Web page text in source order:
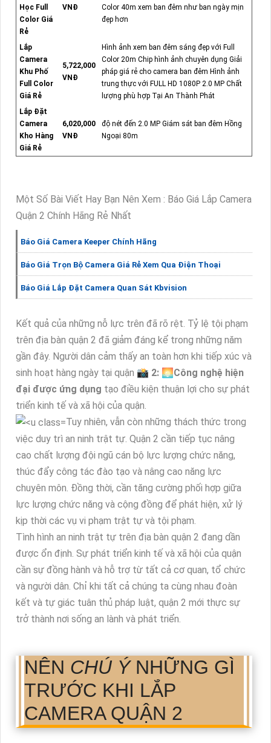
Học Full
Color Giá
Rẻ
VNĐ
Color 40m xem ban đêm như ban ngày mịn
đẹp hơn
Lắp
Camera
Khu Phố
Full Color
Giá Rẻ
5,722,000
VNĐ
Hình ảnh xem ban đêm sáng đẹp với Full
Color 20m Chip hình ảnh chuyên dụng Giải
pháp giá rẻ cho camera ban đêm Hình ảnh
trung thực với FULL HD 1080P 2.0 MP Chất
lượng phù hợp Tại An Thành Phát
Lắp Đặt
Camera
Kho Hàng
Giá Rẻ
6,020,000
VNĐ
độ nét đến 2.0 MP Giám sát ban đêm Hồng
Ngoại 80m
Một Số Bài Viết Hay Bạn Nên Xem : Báo Giá Lắp Camera
Quận 2 Chính Hãng Rẻ Nhất
Báo Giá Camera Keeper Chính Hãng
Báo Giá Trọn Bộ Camera Giá Rẻ Xem Qua Điện Thoại
Báo Giá Lắp Đặt Camera Quan Sát Kbvision
Kết quả của những nỗ lực trên đã rõ rệt. Tỷ lệ tội phạm
trên địa bàn quận 2 đã giảm đáng kể trong những năm
gần đây. Người dân cảm thấy an toàn hơn khi tiếp xúc và
sinh hoạt hàng ngày tại quận 📸 2: 🌅Công nghệ hiện
đại được ứng dụng tạo điều kiện thuận lợi cho sự phát
triển kinh tế và xã hội của quận.
Tuy nhiên, vẫn còn những thách thức trong
việc duy trì an ninh trật tự. Quận 2 cần tiếp tục nâng
cao chất lượng đội ngũ cán bộ lực lượng chức năng,
thúc đẩy công tác đào tạo và nâng cao năng lực
chuyên môn. Đồng thời, cần tăng cường phối hợp giữa
lực lượng chức năng và cộng đồng để phát hiện, xử lý
kịp thời các vụ vi phạm trật tự và tội phạm.
Tình hình an ninh trật tự trên địa bàn quận 2 đang dần
được ổn định. Sự phát triển kinh tế và xã hội của quận
cần sự đồng hành và hỗ trợ từ tất cả cơ quan, tổ chức
và người dân. Chỉ khi tất cả chúng ta cùng nhau đoàn
kết và tự giác tuân thủ pháp luật, quận 2 mới thực sự
trở thành nơi sống an lành và phát triển.
NÊN CHÚ ÝNHỮNG GÌ
TRƯỚC KHI LẮP
CAMERA QUẬN 2